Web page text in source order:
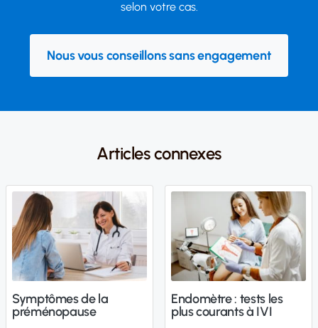
selon votre cas.
Nous vous conseillons sans engagement
Articles connexes
Symptômes de la
préménopause
Endomètre : tests les
plus courants à IVI